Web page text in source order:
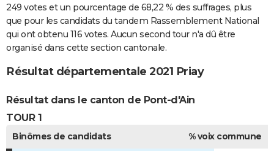
249 votes et un pourcentage de 68,22 % des suffrages, plus
que pour les candidats du tandem Rassemblement National
qui ont obtenu 116 votes. Aucun second tour n'a dû être
organisé dans cette section cantonale.
Résultat départementale 2021 Priay
Résultat dans le canton de Pont-d'Ain
TOUR 1
Binômes de candidats
% voix commune